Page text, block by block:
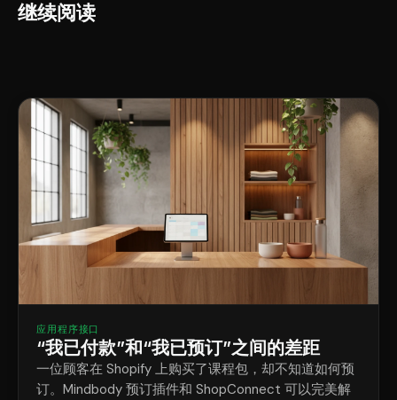
继续阅读
应用程序接口
“我已付款”和“我已预订”之间的差距
一位顾客在 Shopify 上购买了课程包，却不知道如何预
订。Mindbody 预订插件和 ShopConnect 可以完美解